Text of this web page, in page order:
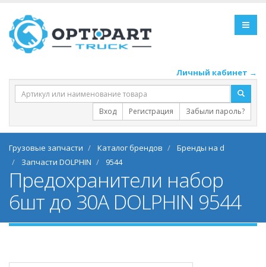
Личный кабинет →
Вход Регистрация Забыли пароль?
Грузовые запчасти Каталог брендов
Бренды на d
Запчасти DOLPHIN
9544
Предохранители набор
6шт до 30А DOLPHIN 9544